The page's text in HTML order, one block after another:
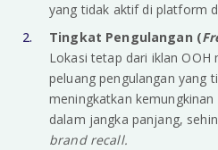
yang tidak aktif di platform
Tingkat Pengulangan (
Lokasi tetap dari iklan OOH
peluang pengulangan yang
meningkatkan
dalam jangka panjang,
brand recall.